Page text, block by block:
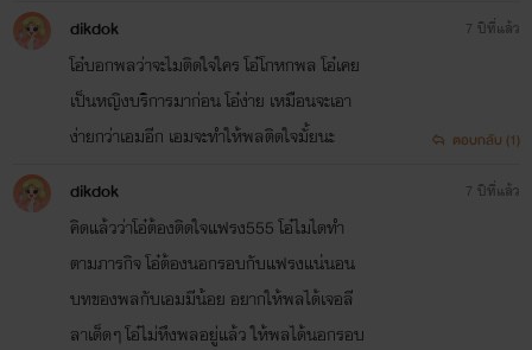
dikdok
โอ๋บอกพลว่าจะไมติดใจใคร โอ๋โกหกพล โอ๋เคย
เป็นหญิงบริการมาก่อน โอ๋ง่าย เหมือนจะเอา
ง่ายกว่าเอมอีก เอมจะทำให้พลติดใจมั้ยนะ
7 ปีที่แล้ว
ตอบกลับ (1)
dikdok
คิดแล้วว่าโอ๋ต้องติดใจแฟรง555 โอ๋ไมไดทำ
ตามภารกิจ โอ๋ต้องนอกรอบกับแฟรงแน่นอน
บทของพลกับเอมมีน้อย อยากให้พลได้เจอลี
ลาเด็ดๆ โอ๋ไม่หึงพลอยู่แล้ว ให้พลได้นอกรอบ
7 ปีที่แล้ว